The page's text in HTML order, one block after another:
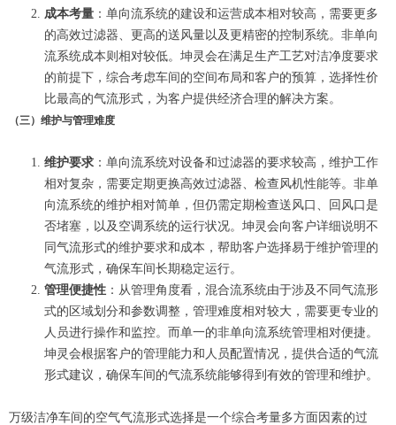
成本考量 ：单向流系统的建设和运营成本相对较高，需要更多
的高效过滤器、更高的送风量以及更精密的控制系统。非单向
流系统成本则相对较低。坤灵会在满足生产工艺对洁净度要求
的前提下，综合考虑车间的空间布局和客户的预算，选择性价
比最高的气流形式，为客户提供经济合理的解决方案。
（三）维护与管理难度
维护要求 ：单向流系统对设备和过滤器的要求较高，维护工作
相对复杂，需要定期更换高效过滤器、检查风机性能等。非单
向流系统的维护相对简单，但仍需定期检查送风口、回风口是
否堵塞，以及空调系统的运行状况。坤灵会向客户详细说明不
同气流形式的维护要求和成本，帮助客户选择易于维护管理的
气流形式，确保车间长期稳定运行。
管理便捷性 ：从管理角度看，混合流系统由于涉及不同气流形
式的区域划分和参数调整，管理难度相对较大，需要更专业的
人员进行操作和监控。而单一的非单向流系统管理相对便捷。
坤灵会根据客户的管理能力和人员配置情况，提供合适的气流
形式建议，确保车间的气流系统能够得到有效的管理和维护。
万级洁净车间的空气气流形式选择是一个综合考量多方面因素的过